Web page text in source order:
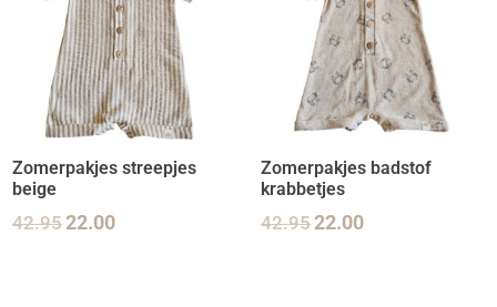
Zomerpakjes streepjes
beige
42.9522.00
Zomerpakjes badstof
krabbetjes
42.9522.00